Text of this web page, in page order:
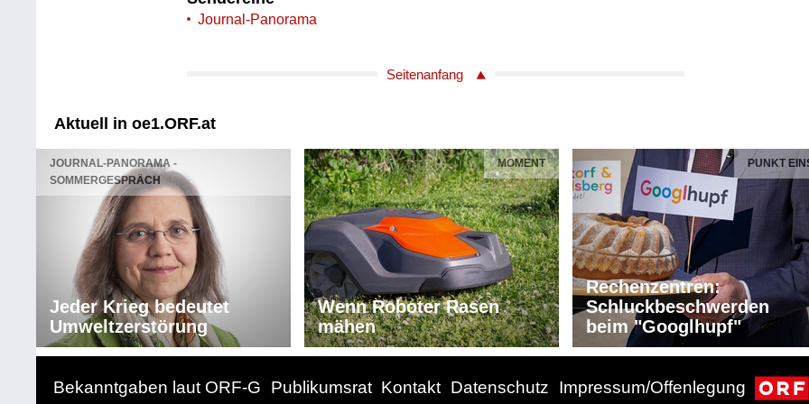
Journal-Panorama
Seitenanfang
Aktuell in oe1.ORF.at
JOURNAL-PANORAMA -
SOMMERGESPRÄCH
Jeder Krieg bedeutet
Umweltzerstörung
MOMENT
Wenn Roboter Rasen
mähen
PUNKT
Rechenzentren:
Schluckbeschwerden
beim "Googlhupf"
Bekanntgaben laut ORF-G Publikumsrat Kontakt Datenschutz Impressum/Offenlegung